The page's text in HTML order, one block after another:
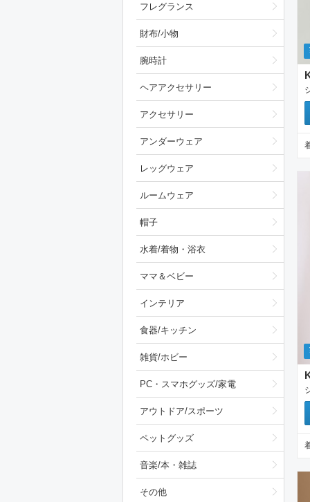
フレグランス
財布/小物
腕時計
ヘアアクセサリー
アクセサリー
アンダーウェア
レッグウェア
ルームウェア
帽子
水着/着物・浴衣
ママ＆ベビー
インテリア
食器/キッチン
雑貨/ホビー
PC・スマホグッズ/家電
アウトドア/スポーツ
ペットグッズ
音楽/本・雑誌
その他